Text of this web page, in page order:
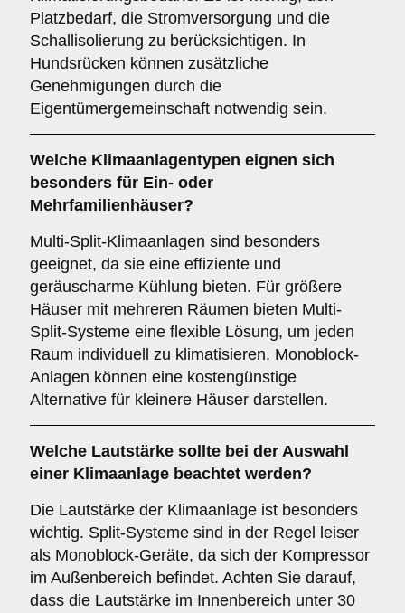
Platzbedarf, die Stromversorgung und die
Schallisolierung zu berücksichtigen. In
Hundsrücken können zusätzliche
Genehmigungen durch die
Eigentümergemeinschaft notwendig sein.
Welche Klimaanlagentypen eignen sich
besonders für Ein- oder
Mehrfamilienhäuser?
Multi-Split-Klimaanlagen sind besonders
geeignet, da sie eine effiziente und
geräuscharme Kühlung bieten. Für größere
Häuser mit mehreren Räumen bieten Multi-
Split-Systeme eine flexible Lösung, um jeden
Raum individuell zu klimatisieren. Monoblock-
Anlagen können eine kostengünstige
Alternative für kleinere Häuser darstellen.
Welche Lautstärke sollte bei der Auswahl
einer Klimaanlage beachtet werden?
Die Lautstärke der Klimaanlage ist besonders
wichtig. Split-Systeme sind in der Regel leiser
als Monoblock-Geräte, da sich der Kompressor
im Außenbereich befindet. Achten Sie darauf,
dass die Lautstärke im Innenbereich unter 30